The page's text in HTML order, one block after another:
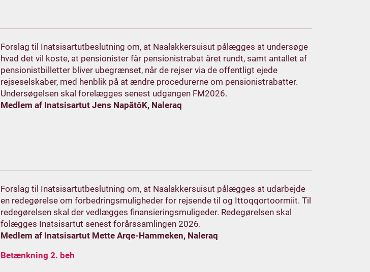
Forslag til Inatsisartutbeslutning om, at Naalakkersuisut pålægges at undersøge
hvad det vil koste, at pensionister får pensionistrabat året rundt, samt antallet af
pensionistbilletter bliver ubegrænset, når de rejser via de offentligt ejede
rejseselskaber, med henblik på at ændre procedurerne om pensionistrabatter.
Undersøgelsen skal forelægges senest udgangen FM2026.
Medlem af Inatsisartut Jens NapãtôK, Naleraq
Forslag til Inatsisartutbeslutning om, at Naalakkersuisut pålægges at udarbejde
en redegørelse om forbedringsmuligheder for rejsende til og Ittoqqortoormiit. Til
redegørelsen skal der vedlægges finansieringsmuligeder. Redegørelsen skal
folægges Inatsisartut senest forårssamlingen 2026.
Medlem af Inatsisartut Mette Arqe-Hammeken, Naleraq
Betænkning 2. beh